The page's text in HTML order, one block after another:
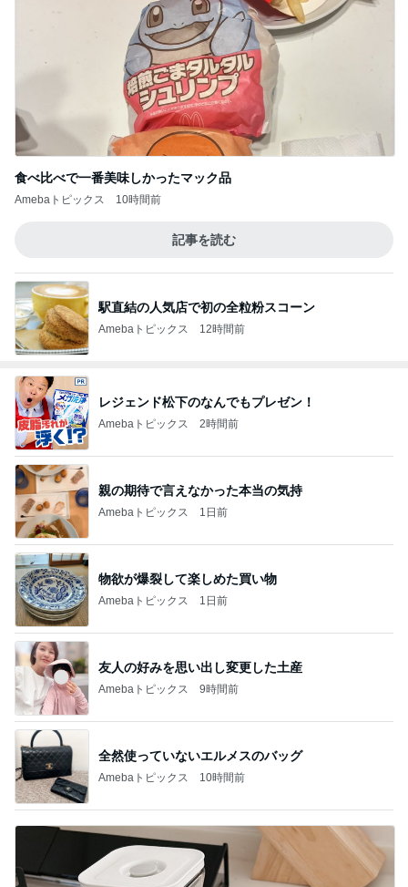
食べ比べで一番美味しかったマック品
Amebaトピックス 10時間前
記事を読む
駅直結の人気店で初の全粒粉スコーン
Amebaトピックス 12時間前
レジェンド松下のなんでもプレゼン！
Amebaトピックス 2時間前
親の期待で言えなかった本当の気持
Amebaトピックス 1日前
物欲が爆裂して楽しめた買い物
Amebaトピックス 1日前
友人の好みを思い出し変更した土産
Amebaトピックス 9時間前
全然使っていないエルメスのバッグ
Amebaトピックス 10時間前